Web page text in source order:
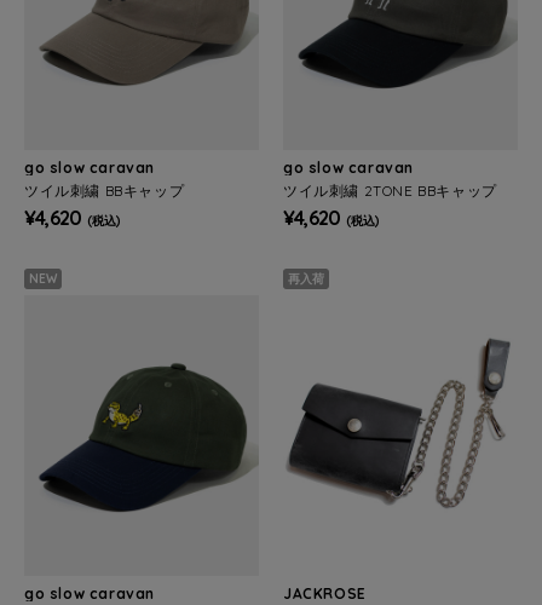
go slow caravan
ツイル刺繍 BBキャップ
¥4,620 (税込)
go slow caravan
ツイル刺繍 2TONE BBキャップ
¥4,620 (税込)
NEW
go slow caravan
再入荷
JACKROSE